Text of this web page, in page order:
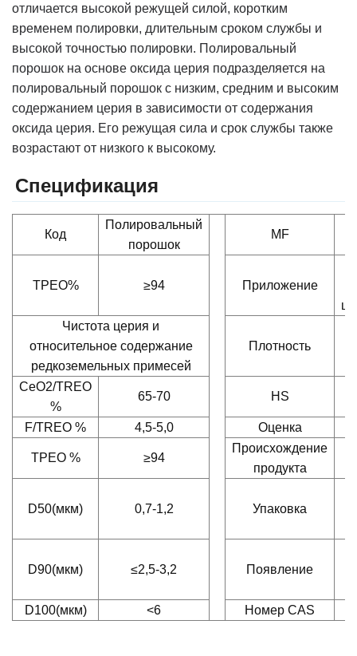
отличается высокой режущей силой, коротким
временем полировки, длительным сроком службы и
высокой точностью полировки. Полировальный
порошок на основе оксида церия подразделяется на
полировальный порошок с низким, средним и высоким
содержанием церия в зависимости от содержания
оксида церия. Его режущая сила и срок службы также
возрастают от низкого к высокому.
Спецификация
Код
Полировальный
порошок
MF
ТРЕО% ≥94 Приложение
Чистота церия и
относительное содержание
редкоземельных примесей
Плотность
CeO2/TREO
%
65-70 HS
F/TREO % 4,5-5,0 Оценка
ТРЕО % ≥94
Происхождение
продукта
D50(мкм) 0,7-1,2 Упаковка
D90(мкм) ≤2,5-3,2 Появление
D100(мкм) <6 Номер CAS